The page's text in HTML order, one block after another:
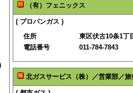
（有）フェニックス
( プロパンガス )
住所
東区伏古10条1丁
電話番号
011-784-7843
北ガスサービス（株）／営業部／